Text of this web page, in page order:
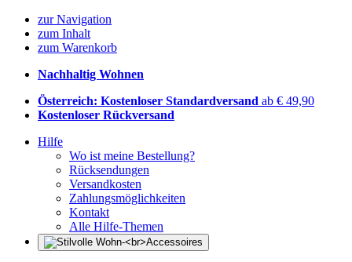
zur Navigation
zum Inhalt
zum Warenkorb
Nachhaltig Wohnen
Österreich: Kostenloser Standardversand ab € 49,90
Kostenloser Rückversand
Hilfe
Wo ist meine Bestellung?
Rücksendungen
Versandkosten
Zahlungsmöglichkeiten
Kontakt
Alle Hilfe-Themen